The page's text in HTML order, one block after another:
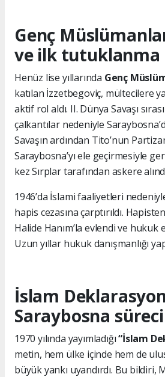
Genç
ve ilk tutuklanma
Henüz lise yıllarında Genç
katılan İzzetbegoviç, mültecilere
aktif rol aldı. II. Dünya Savaşı
çalkantılar nedeniyle
Savaşın ardından Tito’nun
Saraybosna’yı ele geçirmesiyle
kez Sırplar tarafından askere
1946’da İslami faaliyetleri
hapis cezasına çarptırıldı.
Halide Hanım’la evlendi ve hukuk
Uzun yıllar hukuk danışmanlığı
İslam
Saraybosna süreci
1970 yılında yayımladığı“İslam
metin, hem ülke içinde hem de
büyük yankı uyandırdı. Bu bildiri,